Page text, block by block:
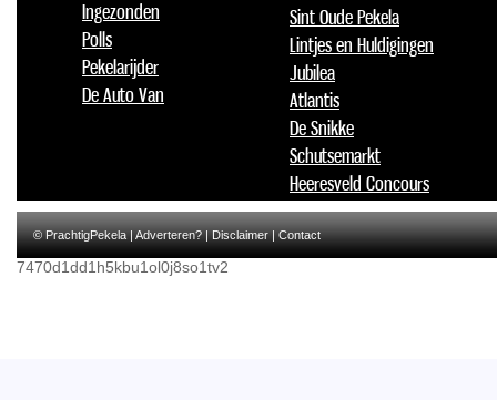
Ingezonden
Polls
Pekelarijder
De Auto Van
Sint Oude Pekela
Lintjes en Huldigingen
Jubilea
Atlantis
De Snikke
Schutsemarkt
Heeresveld Concours
© PrachtigPekela |Adverteren?|Disclaimer|Contact
7470d1dd1h5kbu1ol0j8so1tv2